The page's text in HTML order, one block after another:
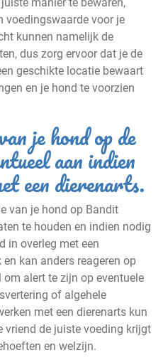
voedingswaarde voor je
kunnen namelijk de
dus zorg ervoor dat je de
geschikte locatie bewaart
en je hond te voorzien
je hond op de
aan indien
een dierenarts.
van je hond op Bandit
te houden en indien nodig
in overleg met een
kan anders reageren op
alert te zijn op eventuele
of algehele
met een dierenarts kun
vriend de juiste voeding krijgt
en welzijn.